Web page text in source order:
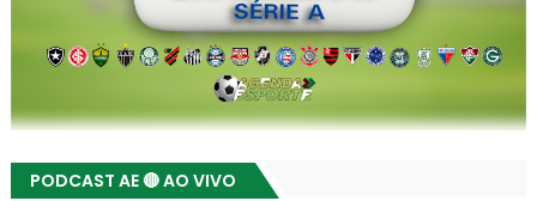
PODCAST AE 🔴 AO VIVO